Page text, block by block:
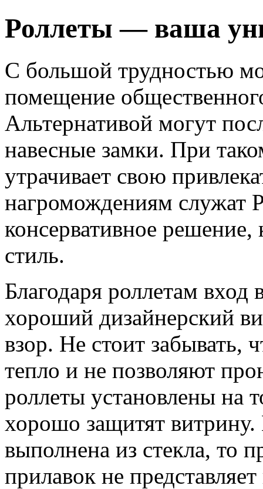
Роллеты — ваша
С большой трудностью
помещение
Альтернативой могут
навесные замки. При
утрачивает свою
нагромождениям служат
консервативное
стиль.
Благодаря роллетам
хороший дизайнерский
взор. Не стоит забывать,
тепло и не позволяют
роллеты установлены на
хорошо защитят витрину.
выполнена из стекла, то
прилавок не